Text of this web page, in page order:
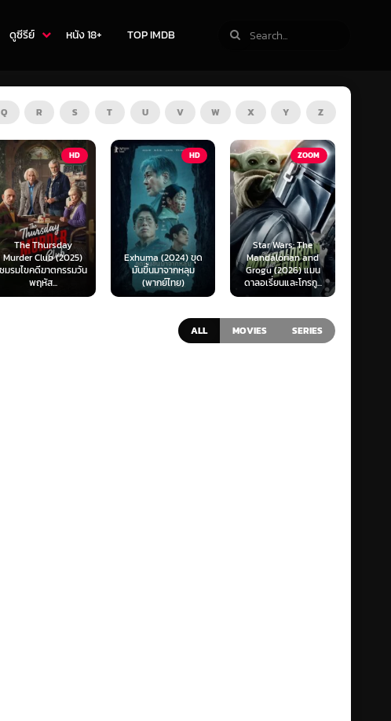
ดูซีรีย์ หนัง 18+ TOP IMDB
Q R S T U V W X Y Z
HD
Exhuma (2024) ขุด
มันขึ้นมาจากหลุม
(พากย์ไทย)
ZOOM
Star Wars: The
Mandalorian and
Grogu (2026) แมน
ดาลอเรี่ยนและโกรกู...
TV
The Last of Us
Season 1-2 (2025)
เดอะ ลาสต์ ออฟ อัส
ALL MOVIES SERIES